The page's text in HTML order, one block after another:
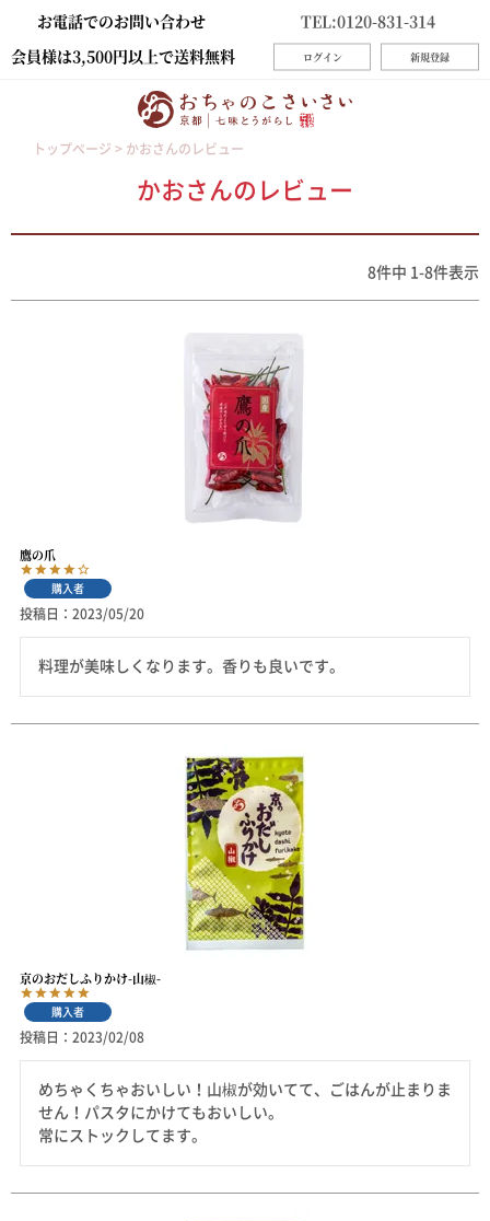
お電話でのお問い合わせ
TEL:0120-831-314
会員様は3,500円以上で送料無料
ログイン 新規登録
トップページ かおさんのレビュー
かおさんのレビュー
8件中 1 -8件表示
鷹の爪
購入者
投稿日 2023/05/20
料理が美味しくなります。香りも良いです。
京のおだしふりかけ-山椒-
購入者
投稿日 2023/02/08
めちゃくちゃおいしい！山椒が効いてて、ごはんが止まりま
せん！パスタにかけてもおいしい。
常にストックしてます。